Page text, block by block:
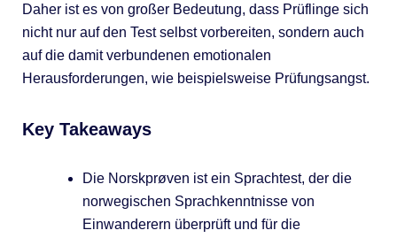
Daher ist es von großer Bedeutung, dass Prüflinge sich
nicht nur auf den Test selbst vorbereiten, sondern auch
auf die damit verbundenen emotionalen
Herausforderungen, wie beispielsweise Prüfungsangst.
Key Takeaways
Die Norskprøven ist ein Sprachtest, der die
norwegischen Sprachkenntnisse von
Einwanderern überprüft und für die